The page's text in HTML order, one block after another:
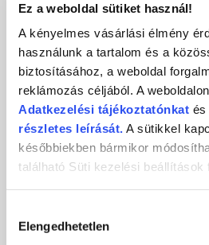
Ez a weboldal sütiket használ!
A kényelmes vásárlási élmény
használunk a tartalom és a
biztosításához, a weboldal
reklámozás céljából. A
Adatkezelési tájékoztatónkat és
részletes leírását. A sütikkel
későbbiekben bármikor
található Süti kezelési beállítások
kiválasztása
Elengedhetetlen
VISSZA
KAPCSOLÓDÓ
HÍREK